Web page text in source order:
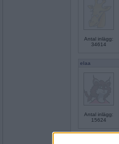
Antal inlägg:
34614
elaa
Antal inlägg:
15624